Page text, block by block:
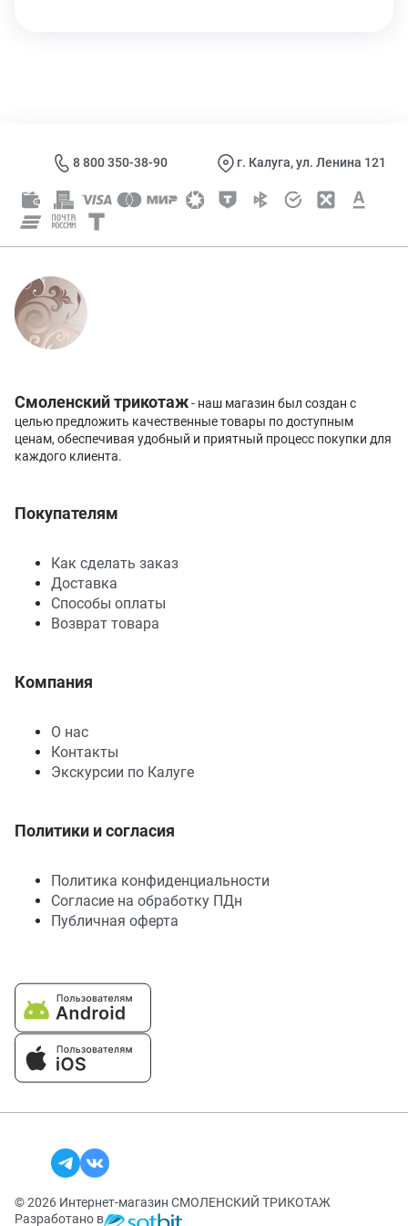
8 800 350-38-90 г. Калуга, ул. Ленина 121
Смоленский трикотаж- наш магазин был создан с
целью предложить качественные товары по доступным
ценам, обеспечивая удобный и приятный процесс покупки для
каждого клиента.
Покупателям
Как сделать заказ
Доставка
Способы оплаты
Возврат товара
Компания
О нас
Контакты
Экскурсии по Калуге
Политики и согласия
Политика конфиденциальности
Согласие на обработку ПДн
Публичная оферта
© 2026 Интернет-магазин СМОЛЕНСКИЙ ТРИКОТАЖ
Разработано в